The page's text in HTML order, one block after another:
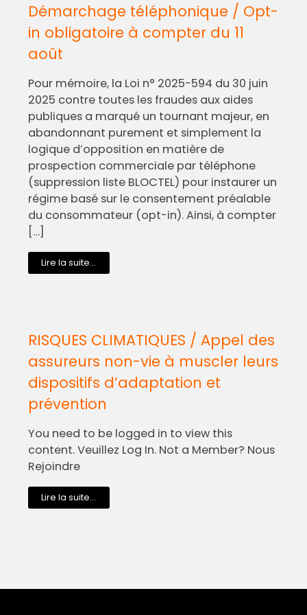
Démarchage téléphonique / Opt-
in obligatoire à compter du 11
août
Pour mémoire, la Loi n° 2025-594 du 30 juin
2025 contre toutes les fraudes aux aides
publiques a marqué un tournant majeur, en
abandonnant purement et simplement la
logique d’opposition en matière de
prospection commerciale par téléphone
(suppression liste BLOCTEL) pour instaurer un
régime basé sur le consentement préalable
du consommateur (opt-in). Ainsi, à compter
[…]
Lire la suite...
RISQUES CLIMATIQUES / Appel des
assureurs non-vie à muscler leurs
dispositifs d’adaptation et
prévention
You need to be logged in to view this
content. Veuillez Log In. Not a Member? Nous
Rejoindre
Lire la suite...